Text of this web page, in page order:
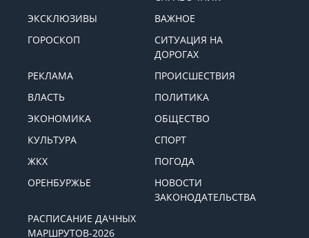
АРХИВ
СПРАВОЧНИК
ЭКСКЛЮЗИВЫ
ВАЖНОЕ
ДОРОГАХ
РЕКЛАМА
ПРОИСШЕСТВИЯ
ВЛАСТЬ
ПОЛИТИКА
ЭКОНОМИКА
ОБЩЕСТВО
КУЛЬТУРА
СПОРТ
ЖКХ
ПОГОДА